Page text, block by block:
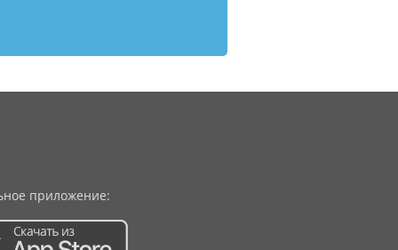
приложение: